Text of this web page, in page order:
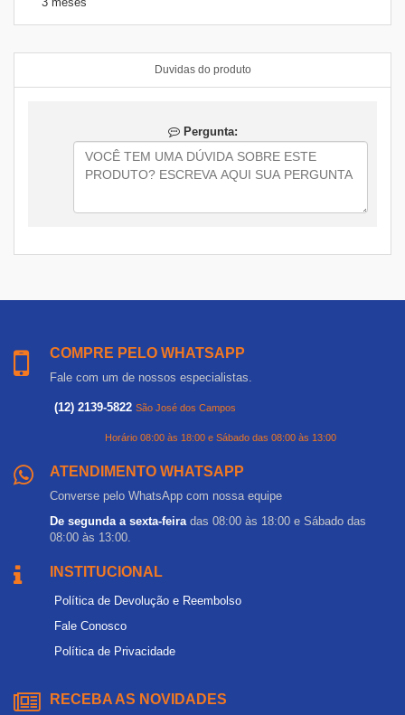
Duvidas do produto
Pergunta:
COMPRE PELO WHATSAPP
Fale com um de nossos especialistas.
(12) 2139-5822 São José dos Campos
Horário 08:00 às 18:00 e Sábado das 08:00 às 13:00
ATENDIMENTO WHATSAPP
Converse pelo WhatsApp com nossa equipe
De segunda a sexta-feira das 08:00 às 18:00 e Sábado das
08:00 às 13:00.
INSTITUCIONAL
Política de Devolução e Reembolso
Fale Conosco
Política de Privacidade
RECEBA AS NOVIDADES